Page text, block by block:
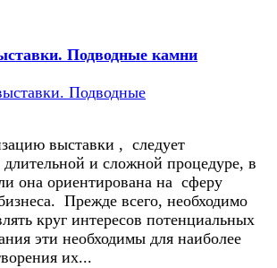
Подводные камни
выставки , следует
длительной и сложной процедуре, в
она ориентирована на сферу
Прежде всего, необходимо
круг интересов потенциальных
эти необходимы для наиболее
их...